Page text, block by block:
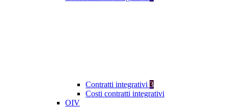
Contratti integrativi 3
Costi contratti integrativi
OIV